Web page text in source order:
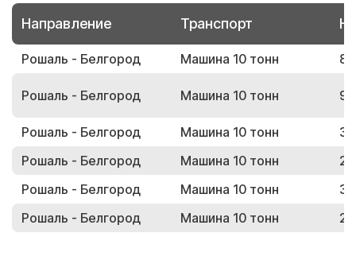
Направление Транспорт
Рошаль - Белгород Машина 10 тонн
Рошаль - Белгород Машина 10 тонн
Рошаль - Белгород Машина 10 тонн
Рошаль - Белгород
Машина 10 тонн
Рошаль - Белгород
Машина 10 тонн
Рошаль - Белгород
Машина 10 тонн